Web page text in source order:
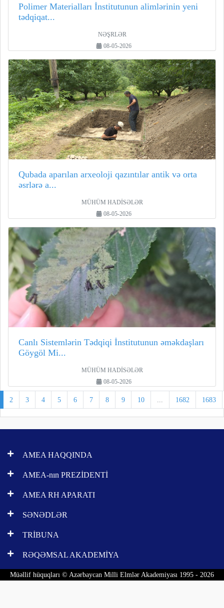
Polimer Materialları İnstitutunun alimlərinin yeni
tədqiqat...
NƏŞRLƏR
08-05-2026
Qubada aparılan arxeoloji qazıntılar antik və orta
əsrlərə a...
MÜHÜM HADİSƏLƏR
08-05-2026
Canlı Sistemlərin Tədqiqi İnstitutunun əməkdaşları
Göygöl Mi...
MÜHÜM HADİSƏLƏR
08-05-2026
2 3 4 5 6 7 8 9 10 ... 1682 1683
AMEA HAQQINDA
AMEA-nın PREZİDENTİ
AMEA RH APARATI
SƏNƏDLƏR
TRİBUNA
RƏQƏMSAL AKADEMİYA
Müəllif hüquqları © Azərbaycan Milli Elmlər Akademiyası 1995 - 2026